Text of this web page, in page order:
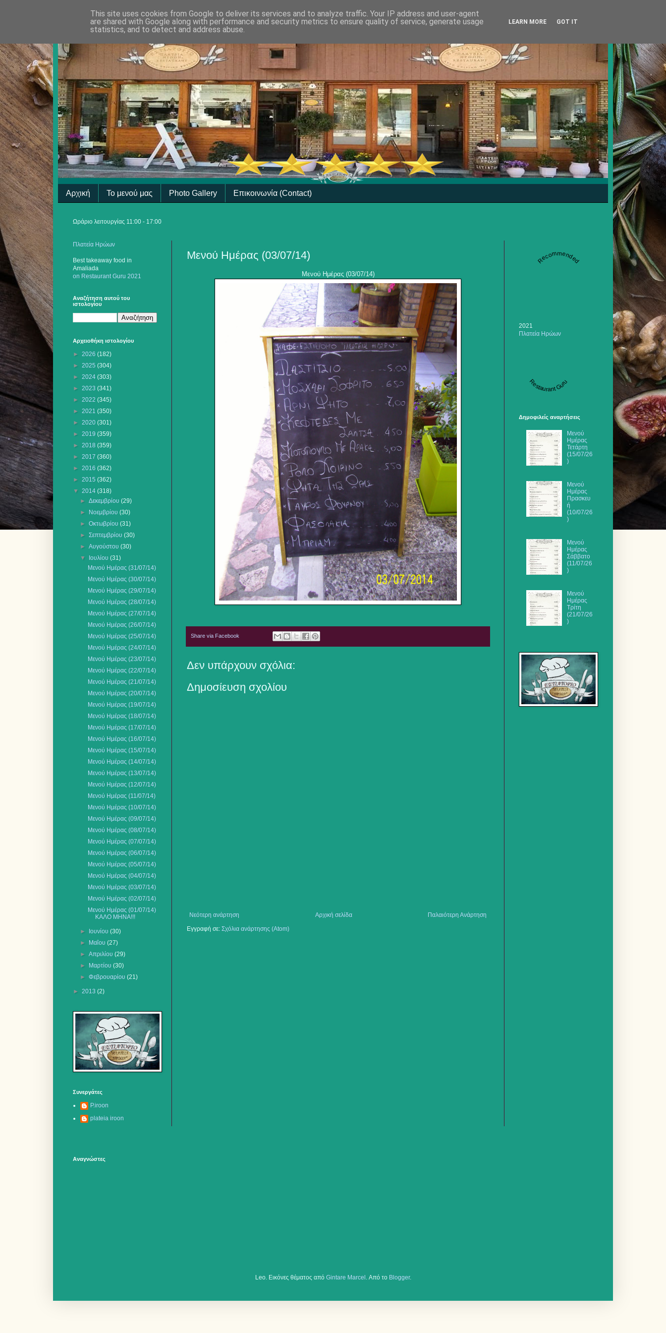
Αρχική Το μενού μας Photo Gallery Επικοινωνία (Contact)
Ωράριο λειτουργίας 11:00 - 17:00
Μενού Ημέρας (03/07/14)
Μενού Ημέρας (03/07/14)
Share via Facebook
Δεν υπάρχουν σχόλια:
Δημοσίευση σχολίου
Νεότερη ανάρτηση Παλαιότερη Ανάρτηση
Αρχική σελίδα
Εγγραφή σε: Σχόλια ανάρτησης (Atom)
Πλατεία Ηρώων
Best takeaway food in
Amaliada
on Restaurant Guru 2021
Αναζήτηση αυτού του
ιστολογίου
Αρχειοθήκη ιστολογίου
► 2026 (182)
► 2025 (304)
► 2024 (303)
► 2023 (341)
► 2022 (345)
► 2021 (350)
► 2020 (301)
► 2019 (359)
► 2018 (359)
► 2017 (360)
► 2016 (362)
► 2015 (362)
▼ 2014 (318)
►Δεκεμβρίου(29)
►
Νοεμβρίου(30)
►Οκτωβρίου(31)
►Σεπτεμβρίου(30)
►Αυγούστου(30)
▼
Ιουλίου(31)
Μενού Ημέρας (31/07/14)
Μενού Ημέρας (30/07/14)
Μενού Ημέρας (29/07/14)
Μενού Ημέρας (28/07/14)
Μενού Ημέρας (27/07/14)
Μενού Ημέρας (26/07/14)
Μενού Ημέρας (25/07/14)
Μενού Ημέρας (24/07/14)
Μενού Ημέρας (23/07/14)
Μενού Ημέρας (22/07/14)
Μενού Ημέρας (21/07/14)
Μενού Ημέρας (20/07/14)
Μενού Ημέρας (19/07/14)
Μενού Ημέρας (18/07/14)
Μενού Ημέρας (17/07/14)
Μενού Ημέρας (16/07/14)
Μενού Ημέρας (15/07/14)
Μενού Ημέρας (14/07/14)
Μενού Ημέρας (13/07/14)
Μενού Ημέρας (12/07/14)
Μενού Ημέρας (11/07/14)
Μενού Ημέρας (10/07/14)
Μενού Ημέρας (09/07/14)
Μενού Ημέρας (08/07/14)
Μενού Ημέρας (07/07/14)
Μενού Ημέρας (06/07/14)
Μενού Ημέρας (05/07/14)
Μενού Ημέρας (04/07/14)
Μενού Ημέρας (03/07/14)
Μενού Ημέρας (02/07/14)
Μενού Ημέρας (01/07/14)
ΚΑΛΟ ΜΗΝΑ!!!
► Ιουνίου(30)
►
Μαΐου(27)
►Απριλίου(29)
►
Μαρτίου(30)
►Φεβρουαρίου(21)
► 2013 (2)
Συνεργάτες
P.iroon
plateia iroon
Recommended
2021
Πλατεία Ηρώων
Restaurant Guru
Δημοφιλείς αναρτήσεις
Μενού
Ημέρας
Τετάρτη
(15/07/26
)
Μενού
Ημέρας
Πρασκευ
ή
(10/07/26
)
Μενού
Ημέρας
Σάββατο
(11/07/26
)
Μενού
Ημέρας
Τρίτη
(21/07/26
)
Αναγνώστες
Leo. Εικόνες θέματος από Gintare Marcel . Από το Blogger.
This site uses cookies from Google to deliver its services and to analyze traffic. Your IP address and user-agent
are shared with Google along with performance and security metrics to ensure quality of service, generate usage
statistics, and to detect and address abuse.
LEARN MORE GOT IT